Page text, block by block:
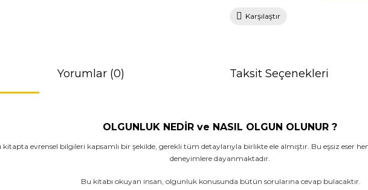
Karşılaştır
Yorumlar (0) Taksit Seçenekleri
OLGUNLUK NEDİR ve NASIL OLGUN OLUNUR ?
evrensel bilgileri kapsamlı bir şekilde, gerekli tüm detaylarıyla birlikte ele almıştır. Bu eşsiz eser
deneyimlere dayanmaktadır.
Bu kitabı okuyan insan, olgunluk konusunda bütün sorularına cevap bulacaktır.